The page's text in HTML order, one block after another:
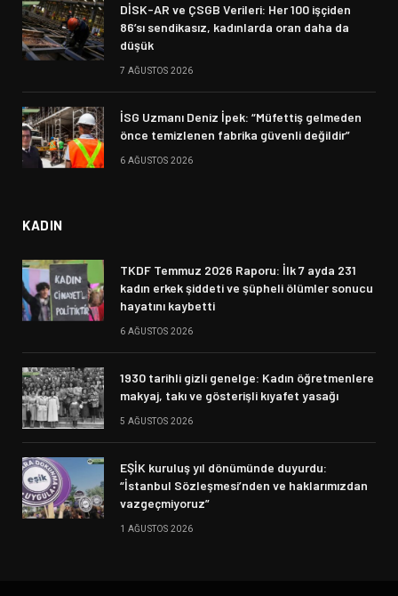
DİSK-AR ve ÇSGB Verileri: Her 100 işçiden
86’sı sendikasız, kadınlarda oran daha da
düşük
7 AĞUSTOS 2026
İSG Uzmanı Deniz İpek: “Müfettiş gelmeden
önce temizlenen fabrika güvenli değildir”
6 AĞUSTOS 2026
KADIN
TKDF Temmuz 2026 Raporu: İlk 7 ayda 231
kadın erkek şiddeti ve şüpheli ölümler sonucu
hayatını kaybetti
6 AĞUSTOS 2026
1930 tarihli gizli genelge: Kadın öğretmenlere
makyaj, takı ve gösterişli kıyafet yasağı
5 AĞUSTOS 2026
EŞİK kuruluş yıl dönümünde duyurdu:
“İstanbul Sözleşmesi’nden ve haklarımızdan
vazgeçmiyoruz”
1 AĞUSTOS 2026